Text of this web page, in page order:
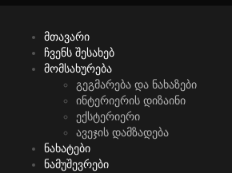
მთავარი
ჩვენს შესახებ
მომსახურება
გეგმარება და ნახაზები
ინტერიერის დიზაინი
ექსტერიერი
ავეჯის დამზადება
ნახატები
ნამუშევრები